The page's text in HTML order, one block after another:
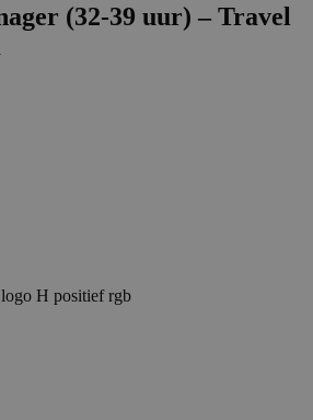
(32-39 uur) – Travel